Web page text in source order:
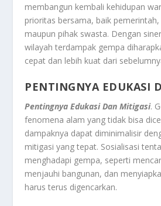
membangun kembali kehidupan
prioritas bersama, baik
maupun pihak swasta. Dengan
wilayah terdampak gempa
cepat dan lebih kuat dari
PENTINGNYA EDUKASI
Pentingnya Edukasi Dan Mitigasi.
fenomena alam yang tidak bisa
dampaknya dapat diminimalisir
mitigasi yang tepat. Sosialisasi
menghadapi gempa, seperti
menjauhi bangunan, dan
harus terus digencarkan.